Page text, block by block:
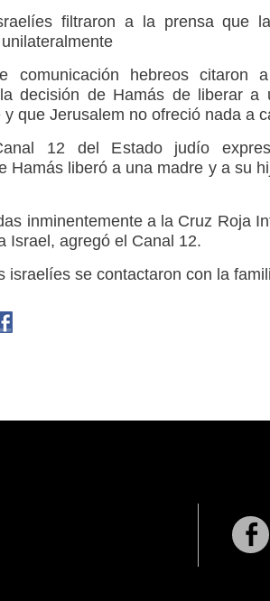
filtraron a la prensa que
comunicación hebreos citaron
decisión de Hamás de liberar
y que Jerusalem no ofreció nada a
12 del Estado judío
Hamás liberó a una madre y a su
inminentemente a la Cruz Roja
Israel, agregó el Canal 12.
israelíes se contactaron con la